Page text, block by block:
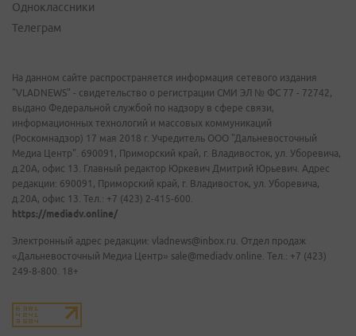
Одноклассники
Телеграм
На данном сайте распространяется информация сетевого издания
"VLADNEWS" - свидетельство о регистрации СМИ ЭЛ № ФС 77 - 72742,
выдано Федеральной службой по надзору в сфере связи,
информационных технологий и массовых коммуникаций
(Роскомнадзор) 17 мая 2018 г. Учредитель ООО "Дальневосточный
Медиа Центр". 690091, Приморский край, г. Владивосток, ул. Уборевича,
д.20А, офис 13. Главный редактор Юркевич Дмитрий Юрьевич. Адрес
редакции: 690091, Приморский край, г. Владивосток, ул. Уборевича,
д.20А, офис 13. Тел.: +7 (423) 2-415-600.
https://mediadv.online/
Электронный адрес редакции: vladnews@inbox.ru. Отдел продаж
«Дальневосточный Медиа Центр» sale@mediadv.online. Тел.: +7 (423)
249-8-800. 18+